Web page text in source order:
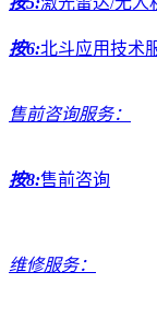
按6:北斗应用技术
售前咨询服务：
按8:售前咨询
维修服务：